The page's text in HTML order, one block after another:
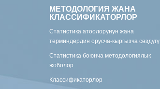
МЕТОДОЛОГИЯ ЖАНА
КЛАССИФИКАТОРЛОР
Статистика атоолорунун жана
терминдердин орусча-кыргызча сөздүгү
Статистика боюнча методологиялык
жоболор
Классификаторлор